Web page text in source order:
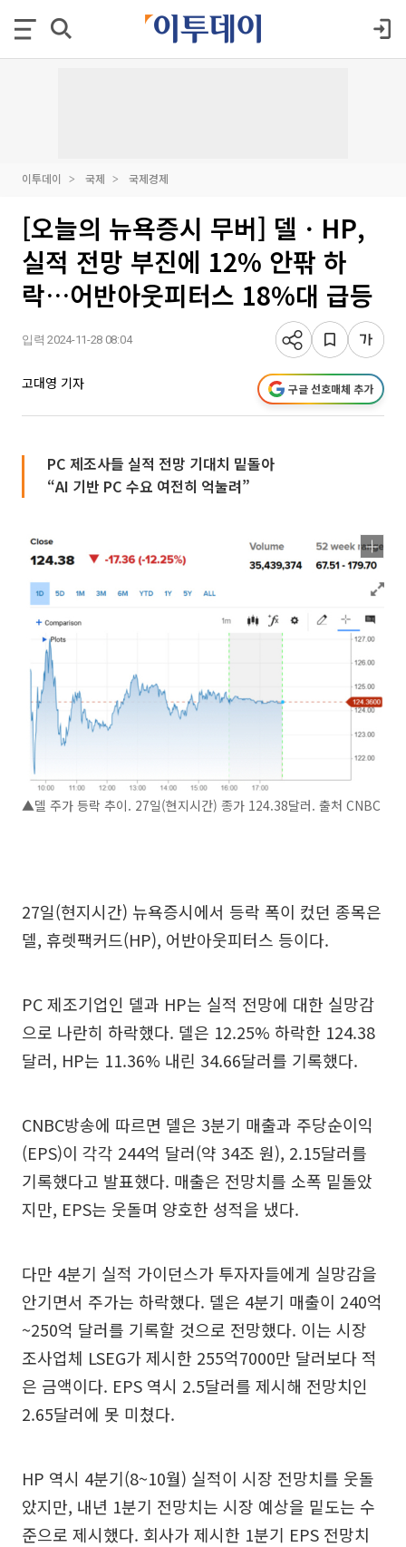
이투데이 국제 국제경제
[오늘의 뉴욕증시 무버] 델ㆍHP,
실적 전망 부진에 12% 안팎 하
락…어반아웃피터스 18%대 급등
입력 2024-11-28 08:04
고대영 기자 구글 선호매체 추가
PC 제조사들 실적 전망 기대치 밑돌아
“AI 기반 PC 수요 여전히 억눌려”
▲델 주가 등락 추이. 27일(현지시간) 종가 124.38달러. 출처 CNBC
27일(현지시간) 뉴욕증시에서 등락 폭이 컸던 종목은
델, 휴렛팩커드(HP), 어반아웃피터스 등이다.
PC 제조기업인 델과 HP는 실적 전망에 대한 실망감
으로 나란히 하락했다. 델은 12.25% 하락한 124.38
달러, HP는 11.36% 내린 34.66달러를 기록했다.
CNBC방송에 따르면 델은 3분기 매출과 주당순이익
(EPS)이 각각 244억 달러(약 34조 원), 2.15달러를
기록했다고 발표했다. 매출은 전망치를 소폭 밑돌았
지만, EPS는 웃돌며 양호한 성적을 냈다.
다만 4분기 실적 가이던스가 투자자들에게 실망감을
안기면서 주가는 하락했다. 델은 4분기 매출이 240억
~250억 달러를 기록할 것으로 전망했다. 이는 시장
조사업체 LSEG가 제시한 255억7000만 달러보다 적
은 금액이다. EPS 역시 2.5달러를 제시해 전망치인
2.65달러에 못 미쳤다.
HP 역시 4분기(8~10월) 실적이 시장 전망치를 웃돌
았지만, 내년 1분기 전망치는 시장 예상을 밑도는 수
준으로 제시했다. 회사가 제시한 1분기 EPS 전망치